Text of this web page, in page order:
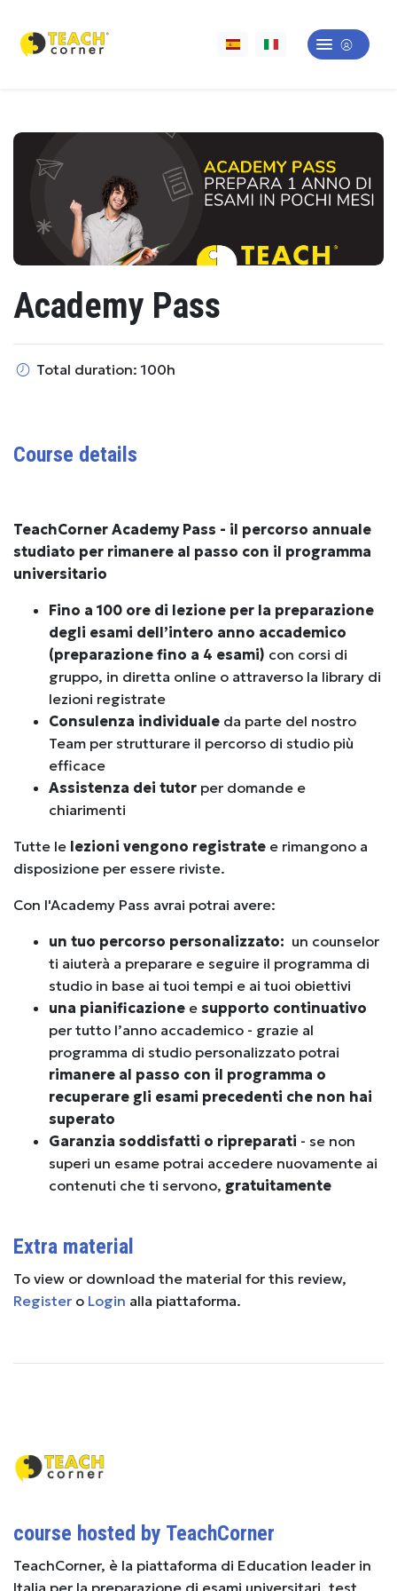
Academy Pass
Total duration: 100h
Course details
TeachCorner Academy Pass - il percorso annuale
studiato per rimanere al passo con il programma
universitario
Fino a 100 ore di lezione per la preparazione
degli esami dell’intero anno accademico
(preparazione fino a 4 esami) con corsi di
gruppo, in diretta online o attraverso la library di
lezioni registrate
Consulenza individuale da parte del nostro
Team per strutturare il percorso di studio più
efficace
Assistenza dei tutor per domande e
chiarimenti
Tutte le lezioni vengono registrate e rimangono a
disposizione per essere riviste.
Con l'Academy Pass avrai potrai avere:
un tuo percorso personalizzato: un counselor
ti aiuterà a preparare e seguire il programma di
studio in base ai tuoi tempi e ai tuoi obiettivi
una pianificazione e supporto continuativo
per tutto l’anno accademico - grazie al
programma di studio personalizzato potrai
rimanere al passo con il programma o
recuperare gli esami precedenti che non hai
superato
Garanzia soddisfatti o ripreparati - se non
superi un esame potrai accedere nuovamente ai
contenuti che ti servono, gratuitamente
Extra material
To view or download the material for this review,
Register o Login alla piattaforma.
course hosted by TeachCorner
TeachCorner, è la piattaforma di Education leader in
Italia per la preparazione di esami universitari, test